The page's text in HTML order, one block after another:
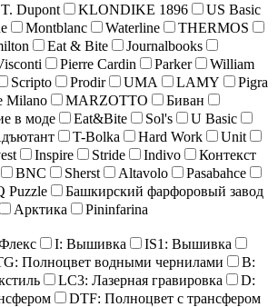
Dupont KLONDIKE 1896
US Basic
Montblanc Waterline
THERMOS
Eat & Bite
Journalbooks
Pierre Cardin Parker
William
Scripto Prodir UMA LAMY
Pigra
Milano MARZOTTO
Биван
в моде Eat&Bite Sol's
U Basic
T-Bolka Hard Work
Unit
Inspire Stride Indivo
Контекст
BNC Sherst Altavolo
Pasabahce
Puzzle
Башкирский фарфоровый завод
Арктика
Pininfarina
I: Вышивка
IS1: Вышивка
Полноцвет водными чернилами
B:
LC3: Лазерная гравировка
D:
DTF: Полноцвет с трансфером